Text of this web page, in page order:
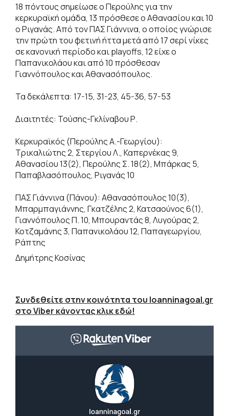
18 πόντους σημείωσε ο Περούλης για την
κερκυραϊκή ομάδα, 13 πρόσθεσε ο Αθανασίου και 10
ο Ριγανάς. Από τον ΠΑΣ Γιάννινα, ο οποίος γνώρισε
την πρώτη του φετινή ήττα μετά από 17 σερί νίκες
σε κανονική περίοδο και playoffs, 12 είχε ο
Παπανικολάου και από 10 πρόσθεσαν
Γιαννόπουλος και Αθανασόπουλος.
Τα δεκάλεπτα: 17-15, 31-23, 45-36, 57-53
Διαιτητές: Τούσης-Γκλίναβου Ρ.
Κερκυραϊκός (Περούλης Α.-Γεωργίου):
Τρικαλιώτης 2, Στεργίου Λ., Καπερνέκας 9,
Αθανασίου 13(2), Περούλης Σ. 18(2), Μπάρκας 5,
Παπαβλασόπουλος, Ριγανάς 10
ΠΑΣ Γιάννινα (Πάνου): Αθανασόπουλος 10(3),
Μπαρμπαγιάννης, Γκατζέλης 2, Κατσαούνος 6(1),
Γιαννόπουλος Π. 10, Μπουραντάς 8, Λυγούρας 2,
Κοτζαμάνης 3, Παπανικολάου 12, Παπαγεωργίου,
Ράπτης
Δημήτρης Κοσίνας
Συνδεθείτε στην κοινότητα του Ioanninagoal.gr
στο Viber κάνοντας κλικ εδώ!